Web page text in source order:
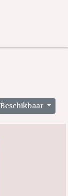
Beschikbaar